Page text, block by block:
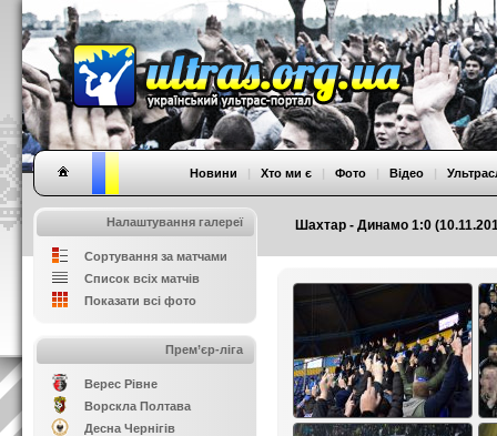
Шахтар - Динамо 1:0
Новини | Хто ми є | Фото | Відео |
Налаштування галереї
Сортування за матчами
Список всіх матчів
Показати всі фото
Прем’єр-ліга
Верес Рівне
Ворскла Полтава
Десна Чернігів